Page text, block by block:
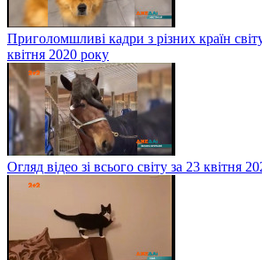
Приголомшливі кадри з різних країн
квітня 2020 року
Огляд відео зі всього світу за 23 квітня